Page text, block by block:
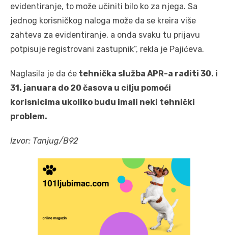
evidentiranje, to može učiniti bilo ko za njega. Sa
jednog korisničkog naloga može da se kreira više
zahteva za evidentiranje, a onda svaku tu prijavu
potpisuje registrovani zastupnik”, rekla je Pajićeva.
Naglasila je da će tehnička služba APR-a raditi 30. i
31. januara do 20 časova u cilju pomoći
korisnicima ukoliko budu imali neki tehnički
problem.
Izvor: Tanjug/B92